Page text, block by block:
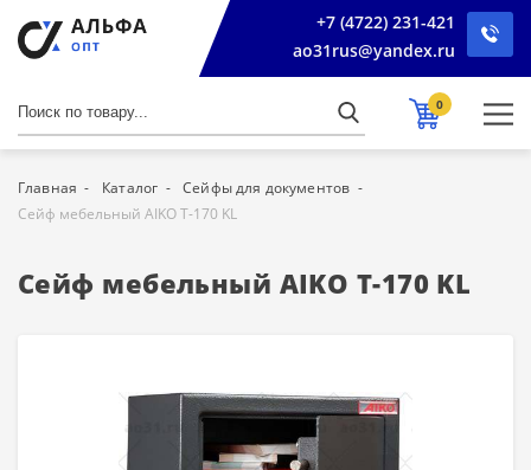
+7 (4722) 231-421
ao31rus@yandex.ru
0
Главная Каталог
Сейфы для документов
Сейф мебельный AIKO Т-170 KL
Сейф мебельный AIKO Т-170 KL